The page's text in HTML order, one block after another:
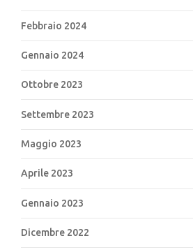
Febbraio 2024
Gennaio 2024
Ottobre 2023
Settembre 2023
Maggio 2023
Aprile 2023
Gennaio 2023
Dicembre 2022